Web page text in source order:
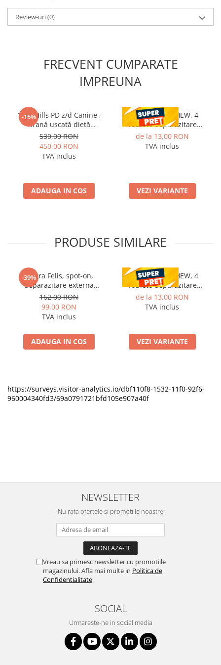
Review-uri(0)
FRECVENT CUMPARATE
IMPREUNA
-15%
10kg Hills PD z/d Canine ,
hrană uscată dietă
veterinară hipoalergenică
pentru câini
530,00 RON
450,00 RON
TVA inclus
ADAUGA IN COS
CESTAL PLUS CHEW, 4
Tablete deparazitare
interna pentru caini
de la 13,00 RON
TVA inclus
VEZI VARIANTE
PRODUSE SIMILARE
-39%
Vectra Felis, spot-on,
deparazitare externa
pentru pisici, 3 pipete
162,00 RON
99,00 RON
TVA inclus
ADAUGA IN COS
CESTAL PLUS CHEW, 4
Tablete deparazitare
interna pentru caini
de la 13,00 RON
TVA inclus
VEZI VARIANTE
https://surveys.visitor-analytics.io/dbf110f8-1532-11f0-92f6-
960004340fd3/69a0791721bfd105e907a40f
NEWSLETTER
Nu rata ofertele si promotiile noastre
Vreau sa primesc newsletter cu promotiile
magazinului. Afla mai multe in Politica de
Confidentialitate
SOCIAL
Urmareste-ne in social media